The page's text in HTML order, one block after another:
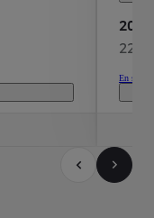
20
225
En